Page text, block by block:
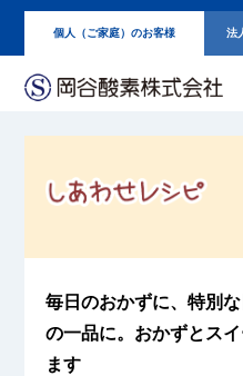
個人（ご家庭）のお客様 法
毎日のおかずに、特別
の一品に。 おかずとス
ます